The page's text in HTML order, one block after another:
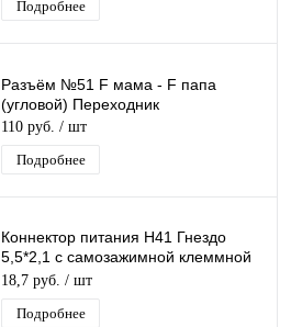
Подробнее
Разъём №51 F мама - F папа
(угловой) Переходник
110 руб. / шт
Подробнее
Коннектор питания H41 Гнездо
5,5*2,1 с самозажимной клеммной
колодкой, разъем, гнездо питания
18,7 руб. / шт
Подробнее